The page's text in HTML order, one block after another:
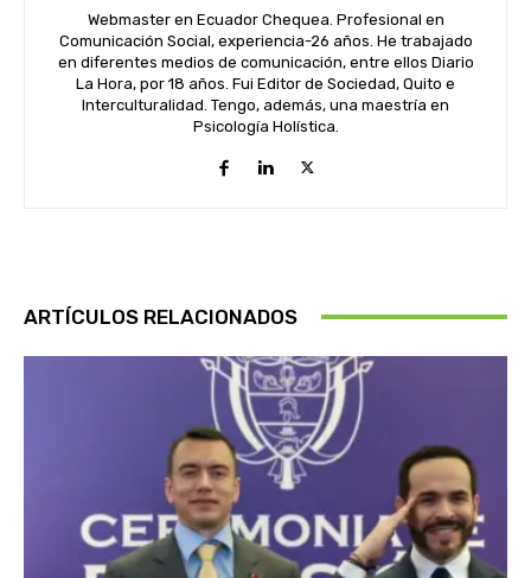
Webmaster en Ecuador Chequea. Profesional en
Comunicación Social, experiencia-26 años. He trabajado
en diferentes medios de comunicación, entre ellos Diario
La Hora, por 18 años. Fui Editor de Sociedad, Quito e
Interculturalidad. Tengo, además, una maestría en
Psicología Holística.
ARTÍCULOS RELACIONADOS